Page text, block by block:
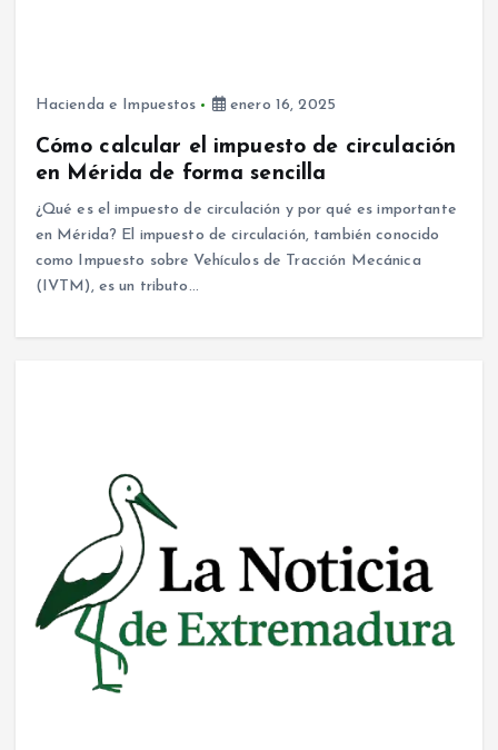
Hacienda e Impuestos enero 16, 2025
Cómo calcular el impuesto de circulación
en Mérida de forma sencilla
¿Qué es el impuesto de circulación y por qué es importante
en Mérida? El impuesto de circulación, también conocido
como Impuesto sobre Vehículos de Tracción Mecánica
(IVTM), es un tributo…